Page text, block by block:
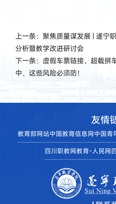
上一条： 聚焦质量谋发展 | 遂宁
分析暨教学改进研讨会
下一条： 虚假车票链接、超载拼
中，这些风险必须防！
友情
教育部网站中国教育信息网中国青
四川职教网教育-人民网